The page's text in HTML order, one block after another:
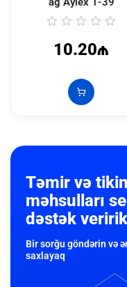
10.20₼
Təmir və
məhsulları
dəstək
Bir sorğu göndərin və
saxlayaq